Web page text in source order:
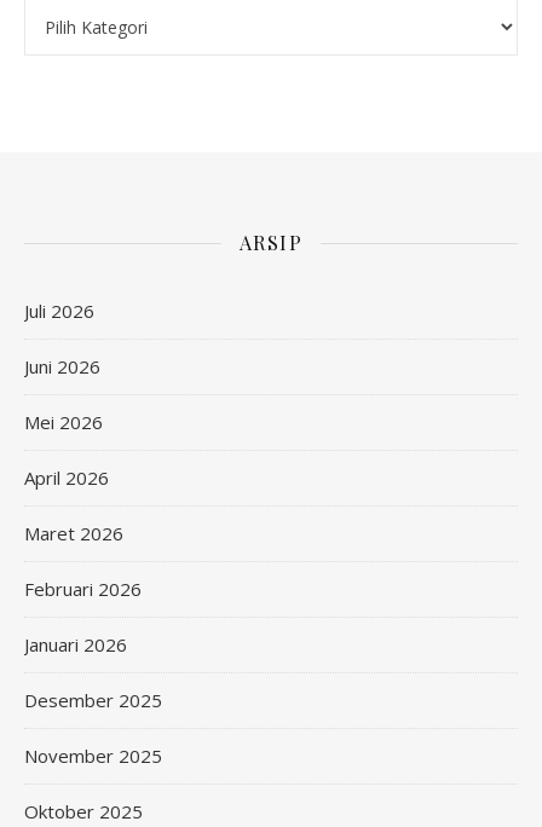
ARSIP
Juli 2026
Juni 2026
Mei 2026
April 2026
Maret 2026
Februari 2026
Januari 2026
Desember 2025
November 2025
Oktober 2025